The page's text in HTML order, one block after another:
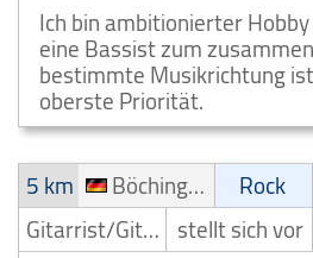
Ich bin ambitionierter
eine Bassist zum
bestimmte Musikrichtung
oberste Priorität.
5 km
Böchingen Rock
Gitarrist/Gitarrenspieler stellt sich vor